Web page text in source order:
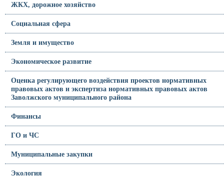
ЖКХ, дорожное хозяйство
Социальная сфера
Земля и имущество
Экономическое развитие
Оценка регулирующего воздействия проектов нормативных
правовых актов и экспертиза нормативных правовых актов
Заволжского муниципального района
Финансы
ГО и ЧС
Муниципальные закупки
Экология